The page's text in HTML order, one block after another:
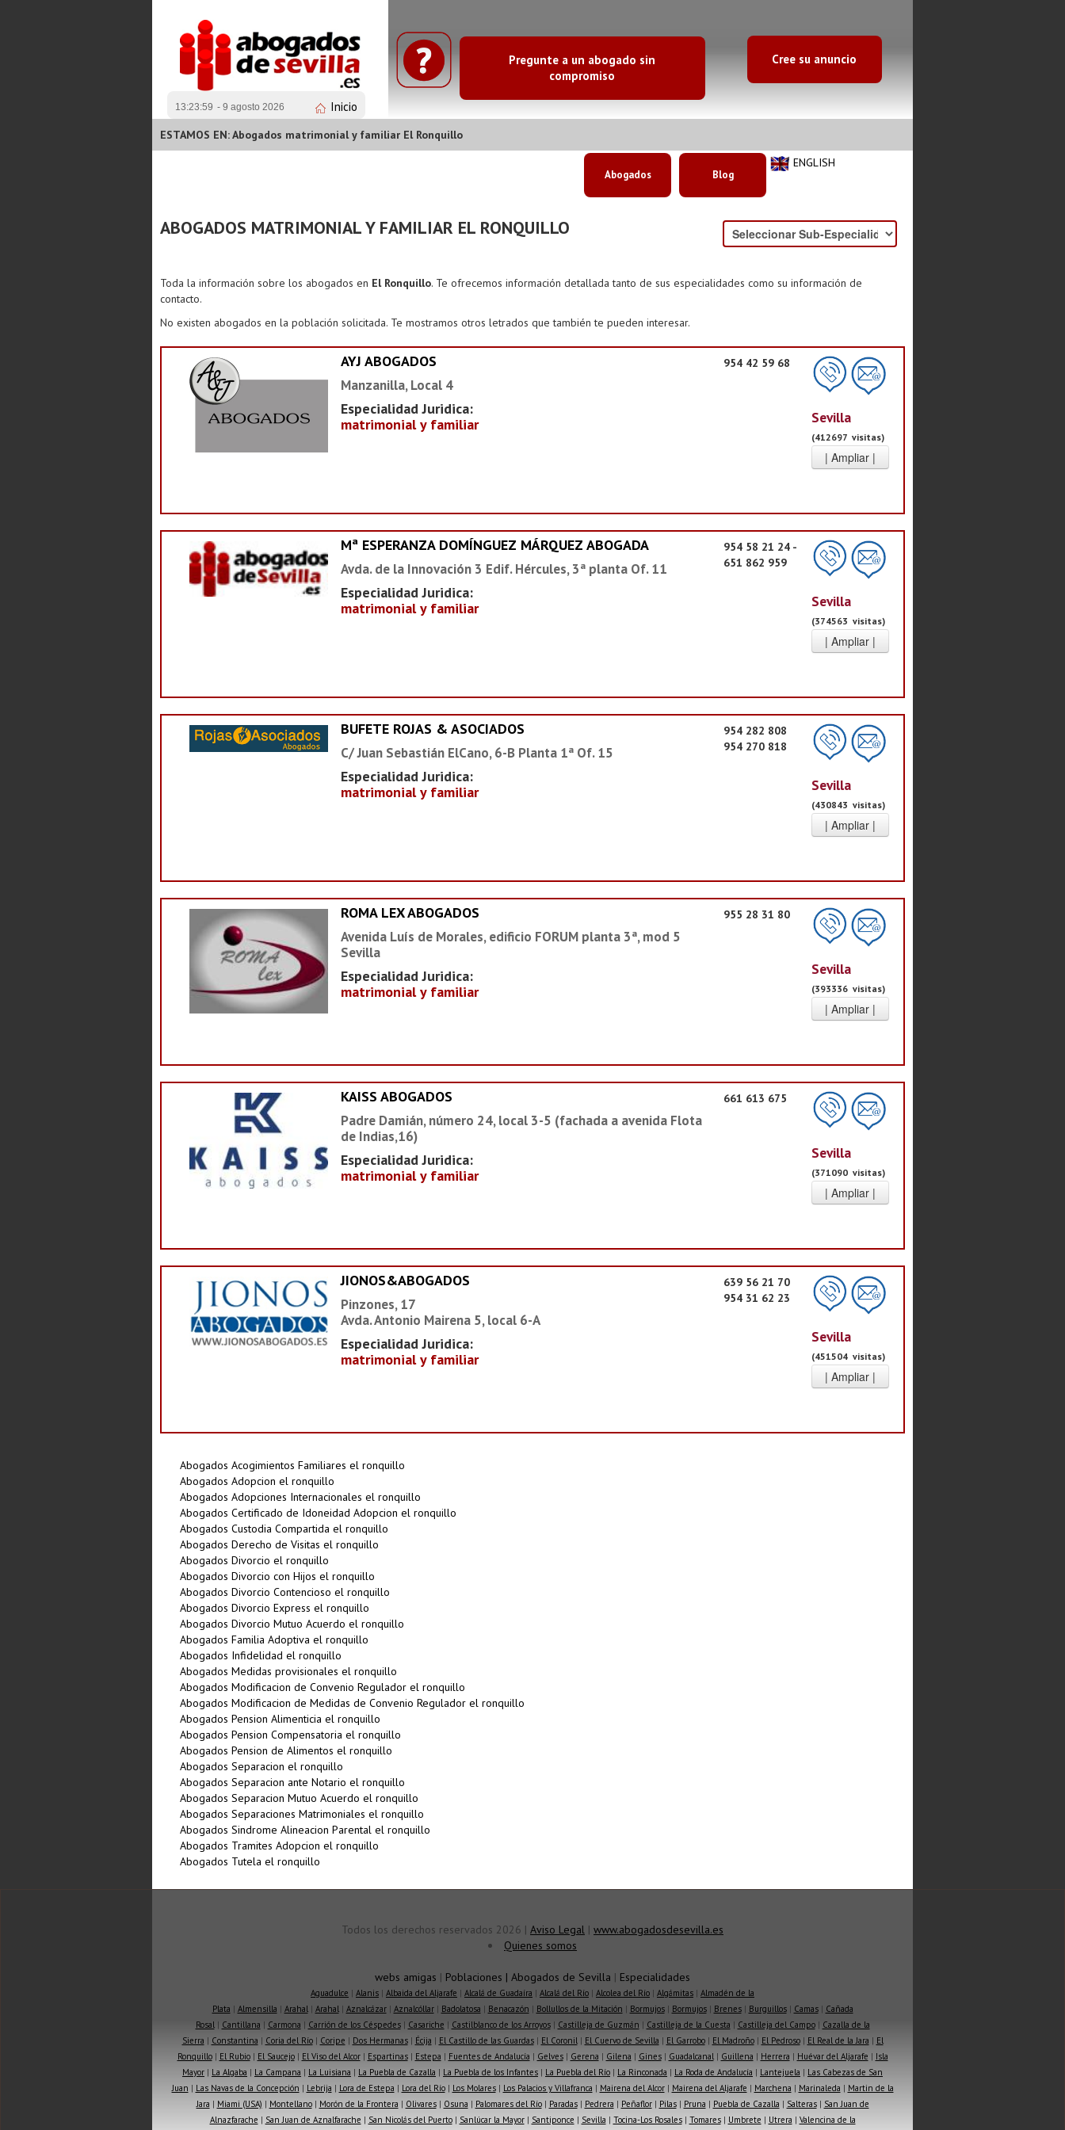
13:23:59 - 9 agosto 2026 Inicio
Pregunte a un abogado sin
compromiso
Cree su anuncio
ESTAMOS EN: Abogados matrimonial y familiar El Ronquillo
ENGLISH
Abogados Blog
ABOGADOS MATRIMONIAL Y FAMILIAR EL RONQUILLO
Toda la información sobre los abogados en El Ronquillo. Te ofrecemos información detallada tanto de sus especialidades como su información de
contacto.
No existen abogados en la población solicitada. Te mostramos otros letrados que también te pueden interesar.
AYJ ABOGADOS
Manzanilla, Local 4
Especialidad Juridica:
matrimonial y familiar
954 42 59 68
Sevilla
(412697 visitas)
Mª ESPERANZA DOMÍNGUEZ MÁRQUEZ ABOGADA
Avda. de la Innovación 3 Edif. Hércules, 3ª planta Of. 11
Especialidad Juridica:
matrimonial y familiar
954 58 21 24 -
651 862 959
Sevilla
(374563 visitas)
BUFETE ROJAS & ASOCIADOS
C/ Juan Sebastián ElCano, 6-B Planta 1ª Of. 15
Especialidad Juridica:
matrimonial y familiar
954 282 808
954 270 818
Sevilla
(430843 visitas)
ROMA LEX ABOGADOS
Avenida Luís de Morales, edificio FORUM planta 3ª, mod 5
Sevilla
Especialidad Juridica:
matrimonial y familiar
955 28 31 80
Sevilla
(393336 visitas)
KAISS ABOGADOS
Padre Damián, número 24, local 3-5 (fachada a avenida Flota
de Indias,16)
Especialidad Juridica:
matrimonial y familiar
661 613 675
Sevilla
(371090 visitas)
JIONOS&ABOGADOS
Pinzones, 17
Avda. Antonio Mairena 5, local 6-A
Especialidad Juridica:
matrimonial y familiar
639 56 21 70
954 31 62 23
Sevilla
(451504 visitas)
Abogados Acogimientos Familiares el ronquillo
Abogados Adopcion el ronquillo
Abogados Adopciones Internacionales el ronquillo
Abogados Certificado de Idoneidad Adopcion el ronquillo
Abogados Custodia Compartida el ronquillo
Abogados Derecho de Visitas el ronquillo
Abogados Divorcio el ronquillo
Abogados Divorcio con Hijos el ronquillo
Abogados Divorcio Contencioso el ronquillo
Abogados Divorcio Express el ronquillo
Abogados Divorcio Mutuo Acuerdo el ronquillo
Abogados Familia Adoptiva el ronquillo
Abogados Infidelidad el ronquillo
Abogados Medidas provisionales el ronquillo
Abogados Modificacion de Convenio Regulador el ronquillo
Abogados Modificacion de Medidas de Convenio Regulador el ronquillo
Abogados Pension Alimenticia el ronquillo
Abogados Pension Compensatoria el ronquillo
Abogados Pension de Alimentos el ronquillo
Abogados Separacion el ronquillo
Abogados Separacion ante Notario el ronquillo
Abogados Separacion Mutuo Acuerdo el ronquillo
Abogados Separaciones Matrimoniales el ronquillo
Abogados Sindrome Alineacion Parental el ronquillo
Abogados Tramites Adopcion el ronquillo
Abogados Tutela el ronquillo
Todos los derechos reservados 2026 | Aviso Legal | www.abogadosdesevilla.es
Quienes somos
webs amigas | Poblaciones | Abogados de Sevilla | Especialidades
Aguadulce | Alanis | Albaida del Aljarafe | Alcalá de Guadaíra | Alcalá del Río | Alcolea del Río | Algámitas | Almadén de la
Plata | Almensilla | Arahal| Arahal| Aznalcázar| Aznalcóllar| Badolatosa | Benacazón | Bollullos de la Mitación | Bormujos| Bormujos| Brenes| Burguillos| Camas| Cañada
Rosal| Cantillana | Carmona | Carrión de los Céspedes| Casariche | Castilblanco de los Arroyos| Castilleja de Guzmán | Castilleja de la Cuesta | Castilleja del Campo| Cazalla de la
Sierra | Constantina | Coria del Río| Coripe | Dos Hermanas| Écija | El Castillo de las Guardas| El Coronil| El Cuervo de Sevilla | El Garrobo| El Madroño| El Pedroso| El Real de la Jara | El
Ronquillo| El Rubio| El Saucejo| El Viso del Alcor| Espartinas| Estepa | Fuentes de Andalucía | Gelves| Gerena | Gilena | Gines| Guadalcanal| Guillena | Herrera | Huévar del Aljarafe | Isla
Mayor | La Algaba | La Campana | La Luisiana | La Puebla de Cazalla | La Puebla de los Infantes | La Puebla del Río | La Rinconada | La Roda de Andalucía | Lantejuela | Las Cabezas de San
Juan | Las Navas de la Concepción | Lebrija | Lora de Estepa | Lora del Río| Los Molares| Los Palacios y Villafranca | Mairena del Alcor| Mairena del Aljarafe | Marchena | Marinaleda | Martin de la
Jara | Miami (USA) | Montellano| Morón de la Frontera | Olivares| Osuna | Palomares del Río| Paradas| Pedrera | Peñaflor| Pilas| Pruna | Puebla de Cazalla | Salteras| San Juan de
Alnazfarache | San Juan de Aznalfarache | San Nicolás del Puerto| Sanlúcar la Mayor| Santiponce | Sevilla | Tocina-Los Rosales| Tomares| Umbrete | Utrera | Valencina de la